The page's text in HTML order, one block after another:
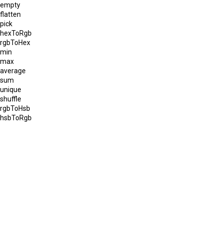
empty
flatten
pick
hexToRgb
rgbToHex
min
max
average
sum
unique
shuffle
rgbToHsb
hsbToRgb